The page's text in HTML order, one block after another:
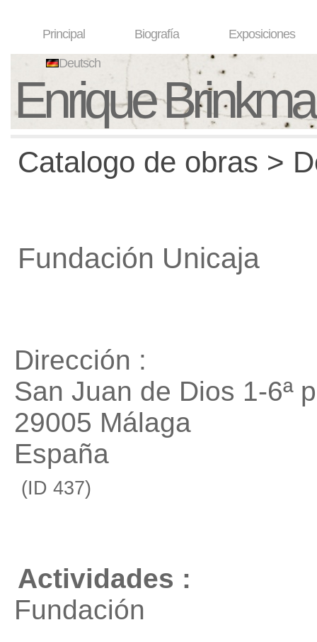
Principal Biografía Exposiciones
Deutsch
Enrique
Catalogo de obras >
Fundación Unicaja
Dirección :
San Juan de Dios 1-6ª
29005 Málaga
España
(ID 437)
Actividades :
Fundación